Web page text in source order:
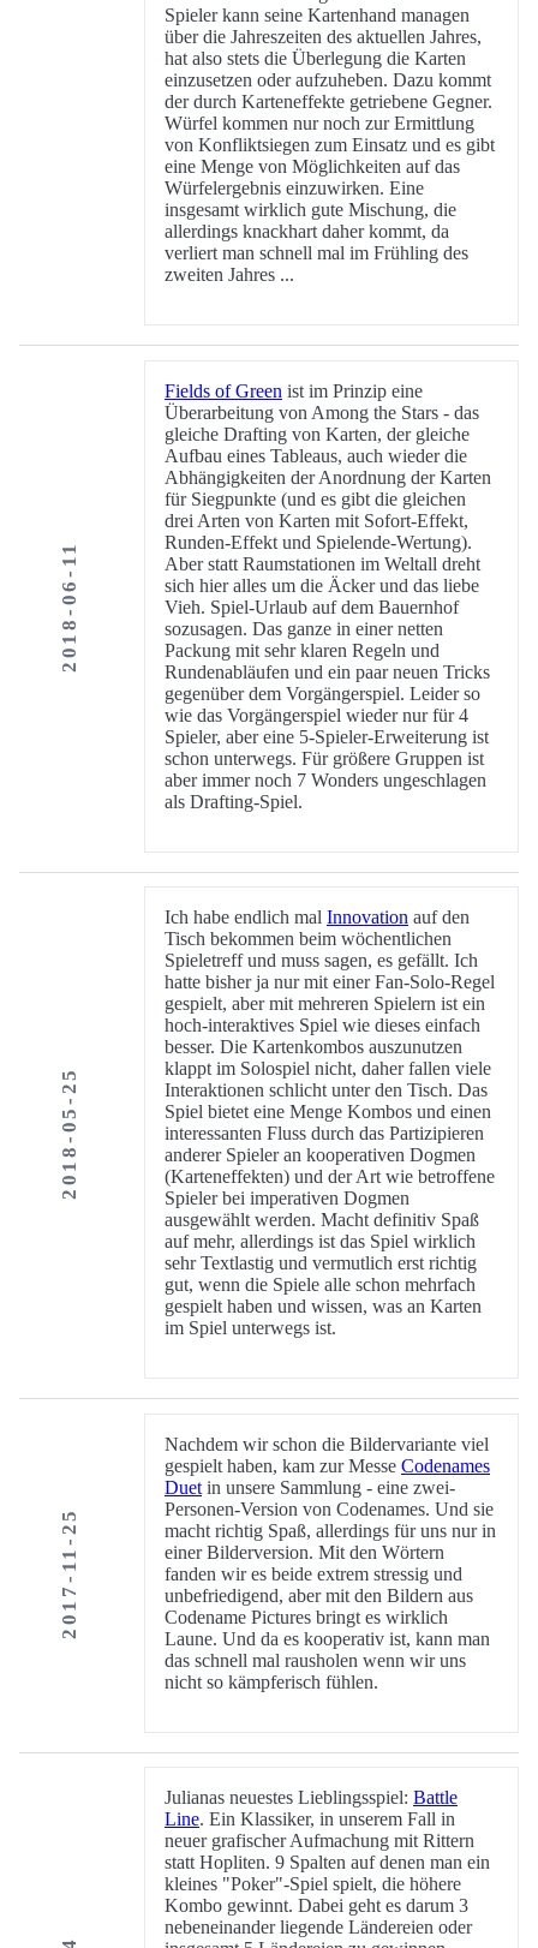
Spieler kann seine Kartenhand managen
über die Jahreszeiten des aktuellen Jahres,
hat also stets die Überlegung die Karten
einzusetzen oder aufzuheben. Dazu kommt
der durch Karteneffekte getriebene Gegner.
Würfel kommen nur noch zur Ermittlung
von Konfliktsiegen zum Einsatz und es gibt
eine Menge von Möglichkeiten auf das
Würfelergebnis einzuwirken. Eine
insgesamt wirklich gute Mischung, die
allerdings knackhart daher kommt, da
verliert man schnell mal im Frühling des
zweiten Jahres ...
2018-06-11
Fields of Green ist im Prinzip eine
Überarbeitung von Among the Stars - das
gleiche Drafting von Karten, der gleiche
Aufbau eines Tableaus, auch wieder die
Abhängigkeiten der Anordnung der Karten
für Siegpunkte (und es gibt die gleichen
drei Arten von Karten mit Sofort-Effekt,
Runden-Effekt und Spielende-Wertung).
Aber statt Raumstationen im Weltall dreht
sich hier alles um die Äcker und das liebe
Vieh. Spiel-Urlaub auf dem Bauernhof
sozusagen. Das ganze in einer netten
Packung mit sehr klaren Regeln und
Rundenabläufen und ein paar neuen Tricks
gegenüber dem Vorgängerspiel. Leider so
wie das Vorgängerspiel wieder nur für 4
Spieler, aber eine 5-Spieler-Erweiterung ist
schon unterwegs. Für größere Gruppen ist
aber immer noch 7 Wonders ungeschlagen
als Drafting-Spiel.
2018-05-25
Ich habe endlich mal Innovation auf den
Tisch bekommen beim wöchentlichen
Spieletreff und muss sagen, es gefällt. Ich
hatte bisher ja nur mit einer Fan-Solo-Regel
gespielt, aber mit mehreren Spielern ist ein
hoch-interaktives Spiel wie dieses einfach
besser. Die Kartenkombos auszunutzen
klappt im Solospiel nicht, daher fallen viele
Interaktionen schlicht unter den Tisch. Das
Spiel bietet eine Menge Kombos und einen
interessanten Fluss durch das Partizipieren
anderer Spieler an kooperativen Dogmen
(Karteneffekten) und der Art wie betroffene
Spieler bei imperativen Dogmen
ausgewählt werden. Macht definitiv Spaß
auf mehr, allerdings ist das Spiel wirklich
sehr Textlastig und vermutlich erst richtig
gut, wenn die Spiele alle schon mehrfach
gespielt haben und wissen, was an Karten
im Spiel unterwegs ist.
2017-11-25
Nachdem wir schon die Bildervariante viel
gespielt haben, kam zur Messe Codenames
Duet in unsere Sammlung - eine zwei-
Personen-Version von Codenames. Und sie
macht richtig Spaß, allerdings für uns nur in
einer Bilderversion. Mit den Wörtern
fanden wir es beide extrem stressig und
unbefriedigend, aber mit den Bildern aus
Codename Pictures bringt es wirklich
Laune. Und da es kooperativ ist, kann man
das schnell mal rausholen wenn wir uns
nicht so kämpferisch fühlen.
Julianas neuestes Lieblingsspiel: Battle
Line. Ein Klassiker, in unserem Fall in
neuer grafischer Aufmachung mit Rittern
statt Hopliten. 9 Spalten auf denen man ein
kleines "Poker"-Spiel spielt, die höhere
Kombo gewinnt. Dabei geht es darum 3
nebeneinander liegende Ländereien oder